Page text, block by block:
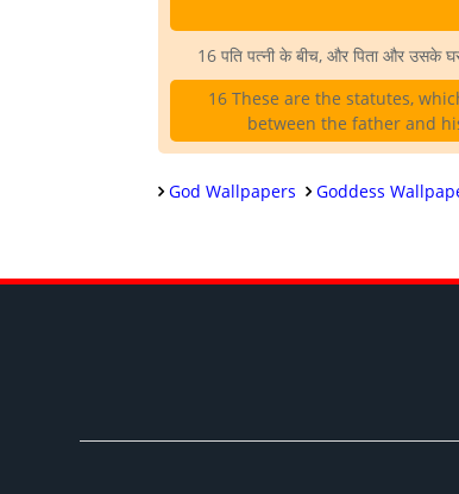
16 पति पत्नी के बीच, और पिता और उसके घर
16 These are the statutes,
between the father and
God Wallpapers Goddess